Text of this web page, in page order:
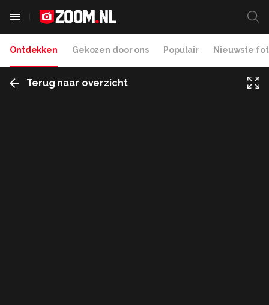
Ontdekken Gekozen door ons Populair Nieuwste
Terug naar overzicht